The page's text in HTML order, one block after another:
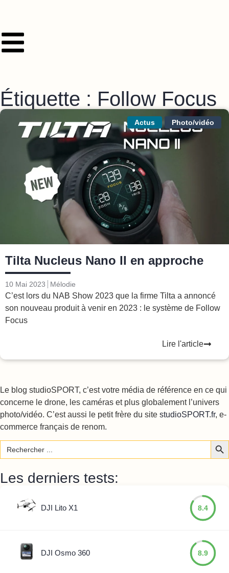
Étiquette : Follow Focus
Actus Photo/vidéo
Tilta Nucleus Nano II en approche
10 Mai 2023 Mélodie
C’est lors du NAB Show 2023 que la firme Tilta a annoncé
son nouveau produit à venir en 2023 : le système de Follow
Focus
Lire l'article
Le blog studioSPORT, c’est votre média de référence en ce qui
concerne le drone, les caméras et plus globalement l’univers
photo/vidéo. C’est aussi le petit frère du site studioSPORT.fr, e-
commerce français de renom.
Search
for:
Les derniers tests:
DJI Lito X1 8.4
DJI Osmo 360 8.9